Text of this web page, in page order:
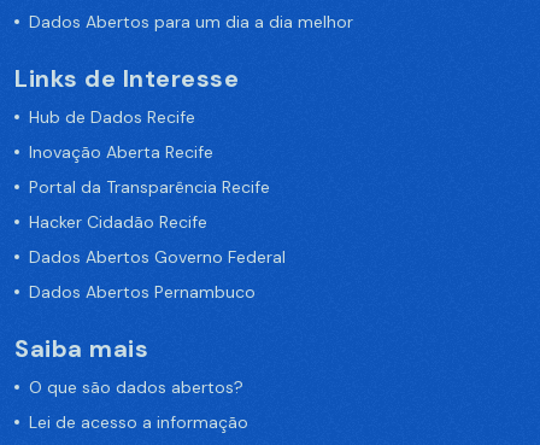
Dados Abertos para um dia a dia melhor
Links de Interesse
Hub de Dados Recife
Inovação Aberta Recife
Portal da Transparência Recife
Hacker Cidadão Recife
Dados Abertos Governo Federal
Dados Abertos Pernambuco
Saiba mais
O que são dados abertos?
Lei de acesso a informação